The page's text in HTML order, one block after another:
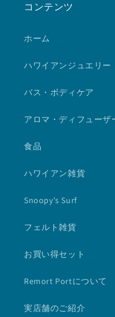
コンテンツ
ホーム
ハワイアンジュエリー
バス・ボディケア
アロマ・ディフューザ
食品
ハワイアン雑貨
Snoopy's Surf
フェルト雑貨
お買い得セット
Remort Portについて
実店舗のご紹介